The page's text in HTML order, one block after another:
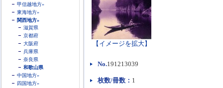
甲信越地方»
東海地方»
関西地方»
滋賀県
京都府
大阪府
兵庫県
奈良県
和歌山県
中国地方»
四国地方»
【イメージを拡大】
No.191213039
枚数/冊数： 1